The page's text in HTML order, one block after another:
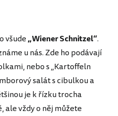
všude„Wiener Schnitzel“.
u nás. Zde ho podávají
nebo s „Kartoffeln
salát s cibulkou a
je k řízku trocha
ale vždy o něj můžete